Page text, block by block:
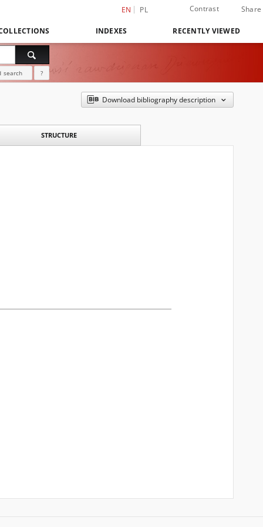
EN PL Contrast Share
INDEXES RECENTLY VIEWED
search ?
Download bibliography description
STRUCTURE